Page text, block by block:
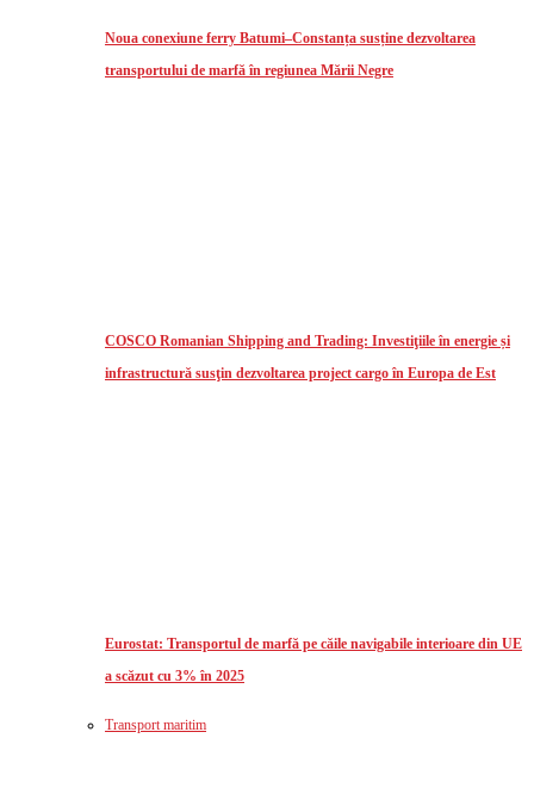
Noua conexiune ferry Batumi–Constanța susține dezvoltarea
transportului de marfă în regiunea Mării Negre
COSCO Romanian Shipping and Trading: Investiţiile în energie și
infrastructură susţin dezvoltarea project cargo în Europa de Est
Eurostat: Transportul de marfă pe căile navigabile interioare din UE
a scăzut cu 3% în 2025
Transport maritim